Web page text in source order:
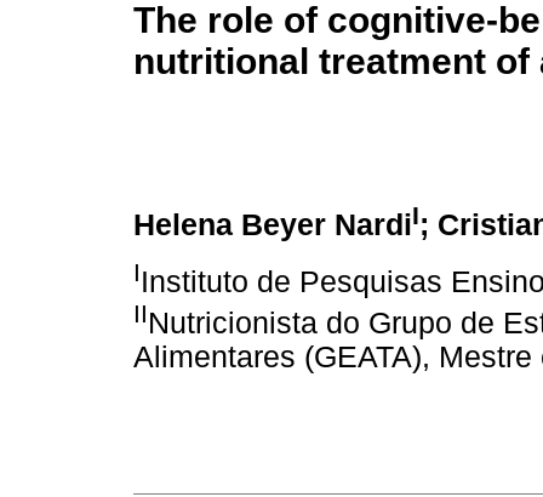
The role of cognitive-
nutritional treatment of
Helena Beyer NardiI;
IInstituto de Pesquisas
IINutricionista do Grupo de
Alimentares (GEATA),